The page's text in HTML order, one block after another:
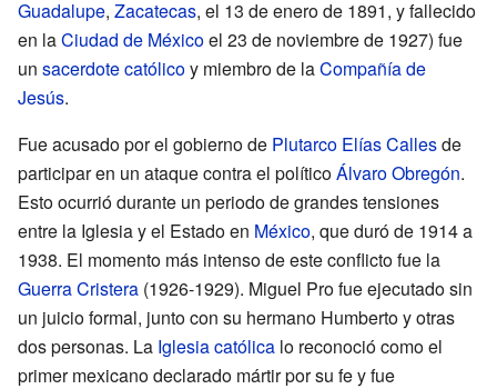
Guadalupe, Zacatecas, el 13 de enero de 1891, y fallecido
en laCiudad de Méxicoel 23 de noviembre de 1927) fue
un sacerdotecatólicoy miembro de laCompañía de
Jesús.
Fue acusado por el gobierno de Plutarco Elías Callesde
participar en un ataque contra el políticoÁlvaro Obregón.
Esto ocurrió durante un periodo de grandes tensiones
entre la Iglesia y el Estado en México, que duró de 1914 a
1938. El momento más intenso de este conflicto fue la
Guerra Cristera (1926-1929). Miguel Pro fue ejecutado sin
un juicio formal, junto con su hermano Humberto y otras
dos personas. La Iglesia católica lo reconoció como el
primer mexicano declarado mártir por su fe y fue